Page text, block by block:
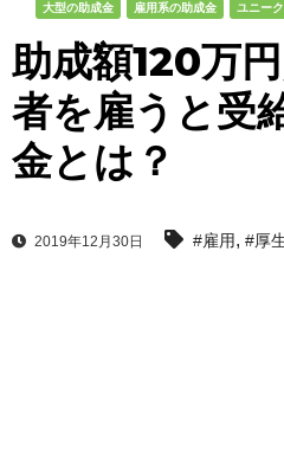
大型の助成金 雇用系の助成金 ユニー
助成額120万
者を雇うと受
金とは？
2019年12月30日 #雇用, #厚